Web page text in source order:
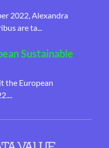
2022, Alexandra
are ta...
Sustainable
the European